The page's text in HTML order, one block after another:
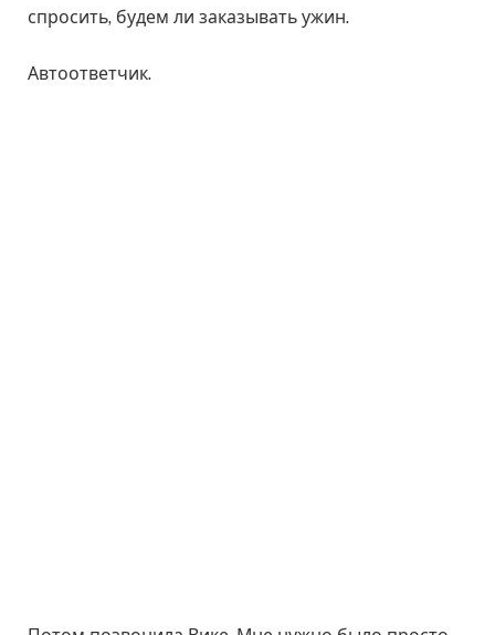
спросить, будем ли заказывать ужин.
Автоответчик.